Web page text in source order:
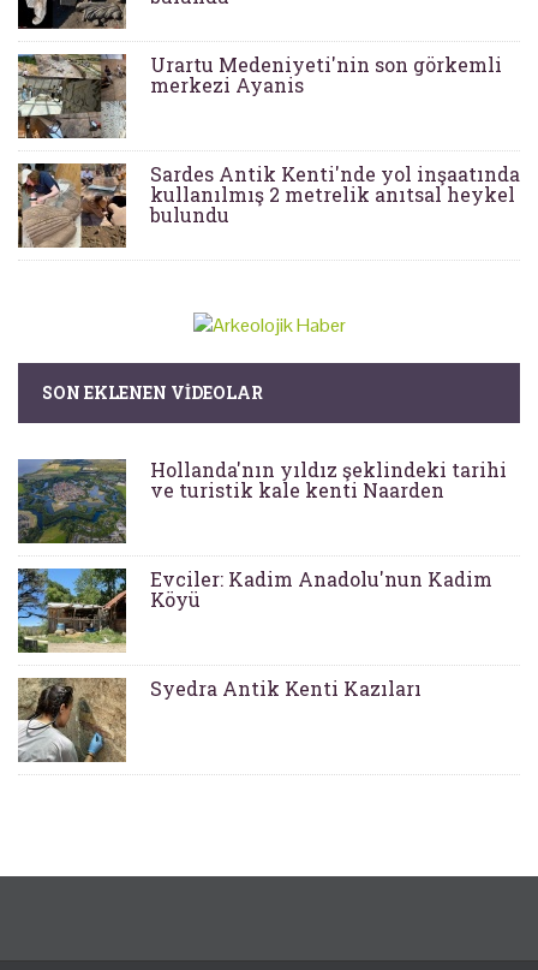
Urartu Medeniyeti'nin son görkemli
merkezi Ayanis
Sardes Antik Kenti'nde yol inşaatında
kullanılmış 2 metrelik anıtsal heykel
bulundu
SON EKLENEN VIDEOLAR
Hollanda'nın yıldız şeklindeki tarihi
ve turistik kale kenti Naarden
Evciler: Kadim Anadolu'nun Kadim
Köyü
Syedra Antik Kenti Kazıları